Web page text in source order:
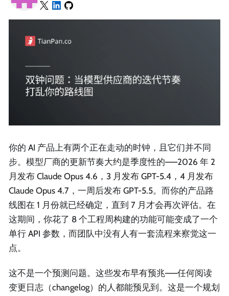
你的 AI 产品上有两个正在走动的时钟，且它们并不同
步。模型厂商的更新节奏大约是季度性的——2026 年 2
月发布 Claude Opus 4.6，3 月发布 GPT-5.4，4 月发布
Claude Opus 4.7，一周后发布 GPT-5.5。而你的产品路
线图在 1 月份就已经确定，直到 7 月才会再次评估。在
这期间，你花了 8 个工程周构建的功能可能变成了一个
单行 API 参数，而团队中没有人有一套流程来察觉这一
点。
这不是一个预测问题。这些发布早有预兆——任何阅读
变更日志（changelog）的人都能预见到。这是一个规划